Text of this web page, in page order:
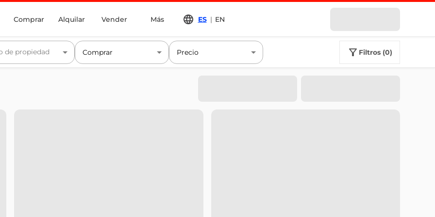
Comprar Alquilar Vender Más ES | EN
de propiedad Comprar Precio filtros (0)